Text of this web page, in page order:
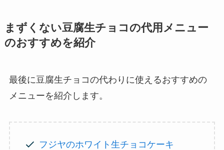
まずくない豆腐生チョコの代用メニュー
のおすすめを紹介
最後に豆腐生チョコの代わりに使えるおすすめの
メニューを紹介します。
フジヤのホワイト生チョコケーキ